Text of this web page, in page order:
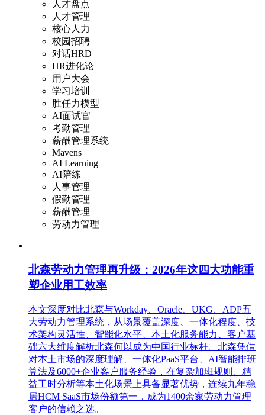
人才盘点
人才管理
核心人力
校园招聘
对话HRD
HR进化论
用户大会
学习培训
胜任力模型
AI面试官
考勤管理
薪酬管理系统
Mavens
AI Learning
AI陪练
人事管理
假勤管理
薪酬管理
劳动力管理
北森劳动力管理再升级：2026年这四大功能重
塑企业用工效率
本文深度对比北森与Workday、Oracle、UKG、ADP五
大劳动力管理系统，从场景覆盖深度、一体化程度、技
术架构灵活性、智能化水平、本土化服务能力、客户基
础六大维度解析北森何以成为中国行业标杆。北森凭借
对本土市场的深度理解、一体化PaaS平台、AI智能排班
算法及6000+企业客户服务经验，在复杂加班规则、精
益工时分析等本土化场景上具备显著优势，连续九年稳
居HCM SaaS市场份额第一，成为1400余家劳动力管理
客户的信赖之选。